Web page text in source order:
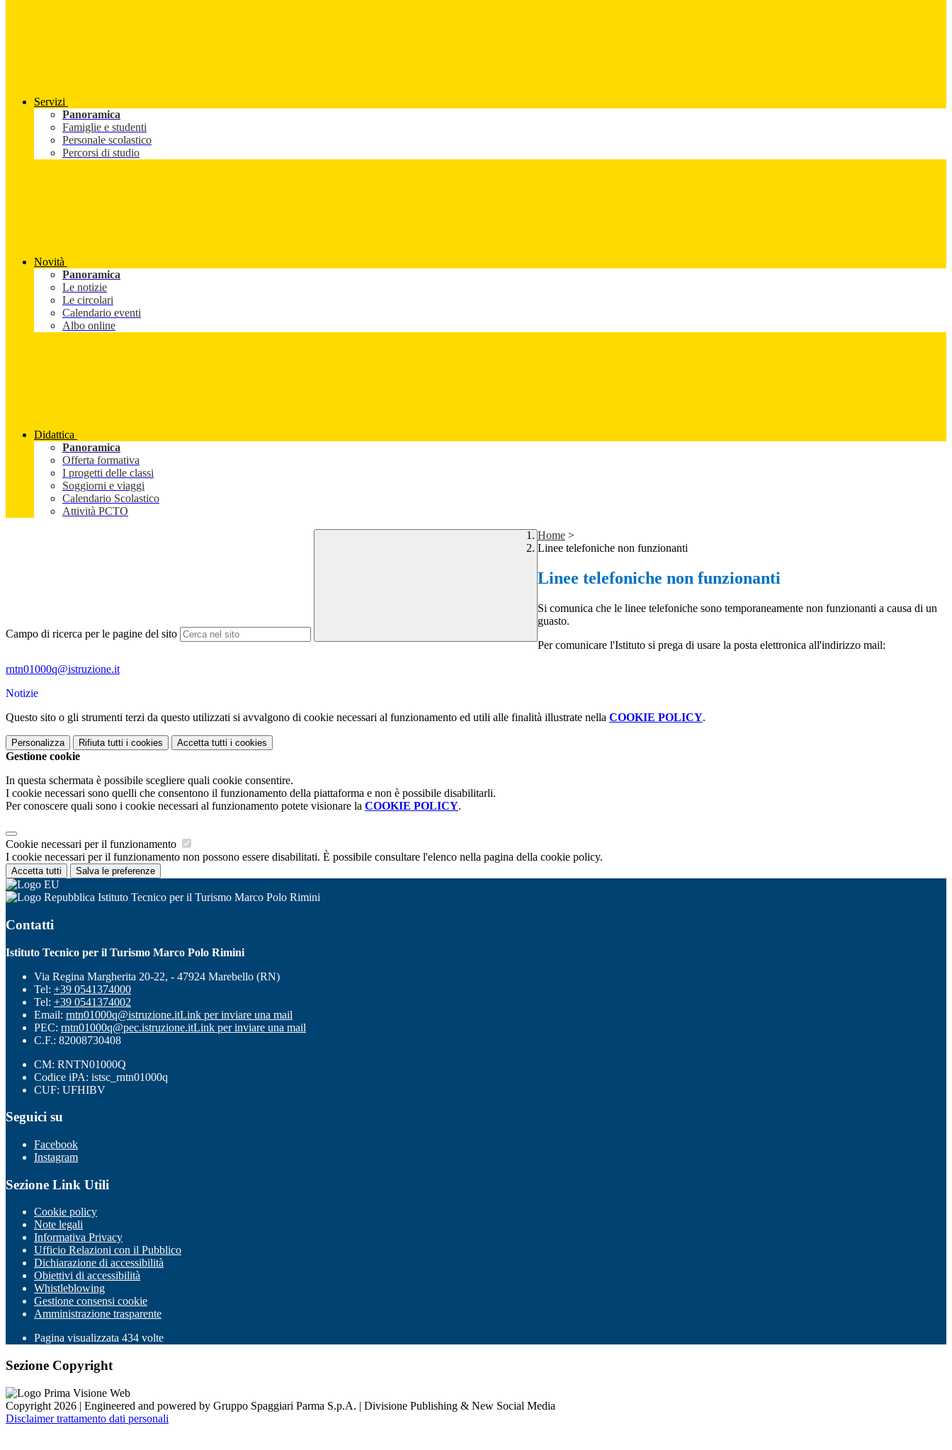
Servizi
Panoramica
Famiglie e studenti
Personale scolastico
Percorsi di studio
Novità
Panoramica
Le notizie
Le circolari
Calendario eventi
Albo online
Didattica
Panoramica
Offerta formativa
I progetti delle classi
Soggiorni e viaggi
Calendario Scolastico
Attività PCTO
Campo di ricerca per le pagine del sito
Home >
Linee telefoniche non funzionanti
Linee telefoniche non funzionanti
Si comunica che le linee telefoniche sono temporaneamente non funzionanti a causa di un
guasto.
Per comunicare l'Istituto si prega di usare la posta elettronica all'indirizzo mail:
rntn01000q@istruzione.it
Notizie
Questo sito o gli strumenti terzi da questo utilizzati si avvalgono di cookie necessari al funzionamento ed utili alle finalità illustrate nella COOKIE POLICY.
Personalizza Rifiuta tutti i cookies Accetta tutti i cookies
Gestione cookie
In questa schermata è possibile scegliere quali cookie consentire.
I cookie necessari sono quelli che consentono il funzionamento della piattaforma e non è possibile disabilitarli.
Per conoscere quali sono i cookie necessari al funzionamento potete visionare la COOKIE POLICY.
Cookie necessari per il funzionamento
I cookie necessari per il funzionamento non possono essere disabilitati. È possibile consultare l'elenco nella pagina della cookie policy.
Accetta tutti Salva le preferenze
Istituto Tecnico per il Turismo Marco Polo Rimini
Contatti
Istituto Tecnico per il Turismo Marco Polo Rimini
Via Regina Margherita 20-22, - 47924 Marebello (RN)
Tel: +39 0541374000
Tel: +39 0541374002
Email: rntn01000q@istruzione.itLink per inviare una mail
PEC: rntn01000q@pec.istruzione.itLink per inviare una mail
C.F.: 82008730408
CM: RNTN01000Q
Codice iPA: istsc_rntn01000q
CUF: UFHIBV
Seguici su
Facebook
Instagram
Sezione Link Utili
Cookie policy
Note legali
Informativa Privacy
Ufficio Relazioni con il Pubblico
Dichiarazione di accessibilità
Obiettivi di accessibilità
Whistleblowing
Gestione consensi cookie
Amministrazione trasparente
Pagina visualizzata 434 volte
Sezione Copyright
Copyright 2026 | Engineered and powered by Gruppo Spaggiari Parma S.p.A. | Divisione Publishing & New Social Media
Disclaimer trattamento dati personali